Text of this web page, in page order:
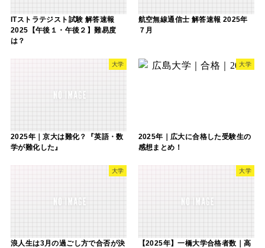
ITストラテジスト試験 解答速報
2025【午後１・午後２】難易度
は？
航空無線通信士 解答速報 2025年
７月
大学
2025年｜京大は難化？『英語・数
学が難化した』
大学
2025年｜広大に合格した受験生の
感想まとめ！
大学
浪人生は3月の過ごし方で合否が決
大学
【2025年】一橋大学合格者数｜高